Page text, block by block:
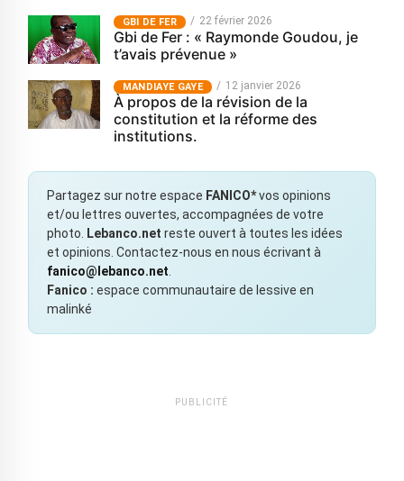
GBI DE FER 22 février 2026
Gbi de Fer : « Raymonde Goudou, je
t’avais prévenue »
MANDIAYE GAYE 12 janvier 2026
À propos de la révision de la
constitution et la réforme des
institutions.
Partagez sur notre espace FANICO*vos opinions
et/ou lettres ouvertes, accompagnées de votre
photo. Lebanco.net reste ouvert à toutes les idées
et opinions. Contactez-nous en nous écrivant à
fanico@lebanco.net.
Fanico : espace communautaire de lessive en
malinké
PUBLICITÉ